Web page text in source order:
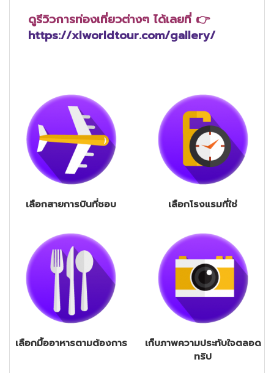
ดูรีวิวการท่องเที่ยวต่างๆ ได้เลยที่ 👉
https://xlworldtour.com/gallery/
เลือกสายการบินที่ชอบ เลือกโรงแรมที่ใช่
เลือกมื้ออาหารตามต้องการ
เก็บภาพความประทับใจตลอด
ทริป